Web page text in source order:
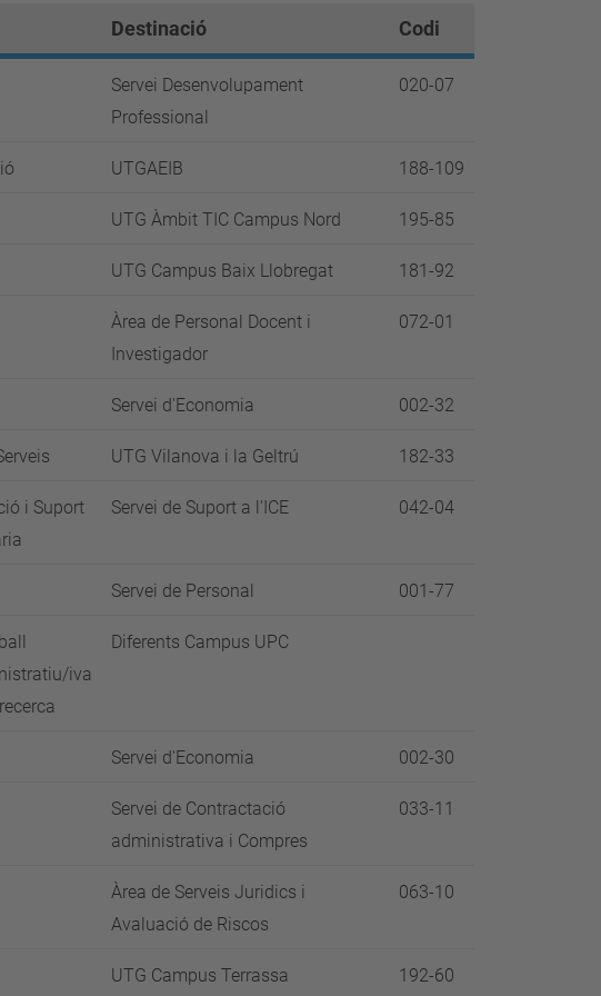
Destinació Codi
Servei Desenvolupament
Professional
020-07
UTGAEIB 188-109
UTG Àmbit TIC Campus Nord 195-85
UTG Campus Baix Llobregat 181-92
Àrea de Personal Docent i
Investigador
072-01
Servei d'Economia 002-32
UTG Vilanova i la Geltrú 182-33
i Suport
Servei de Suport a l'ICE 042-04
Servei de Personal 001-77
iva
Diferents Campus UPC
Servei d'Economia 002-30
Servei de Contractació
administrativa i Compres
033-11
Àrea de Serveis Juridics i
Avaluació de Riscos
063-10
UTG Campus Terrassa 192-60